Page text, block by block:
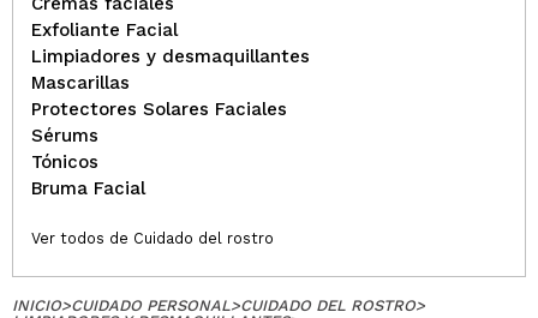
Exfoliante Facial
Limpiadores y desmaquillantes
Mascarillas
Protectores Solares Faciales
Sérums
Tónicos
Bruma Facial
Ver todos de Cuidado del rostro
INICIO>CUIDADO PERSONAL>CUIDADO DEL ROSTRO>